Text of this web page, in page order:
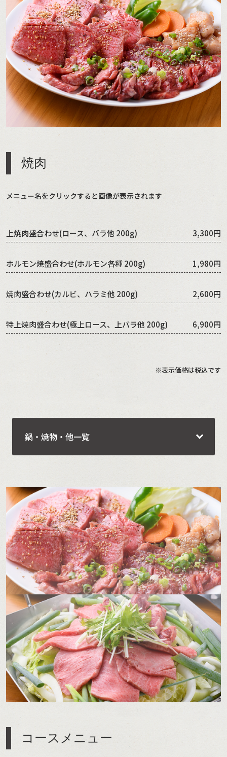
焼肉
メニュー名をクリックすると画像が表示されます
上焼肉盛合わせ(ロース、バラ他 200g) 3,300円
ホルモン焼盛合わせ(ホルモン各種 200g) 1,980円
焼肉盛合わせ(カルビ、ハラミ他 200g) 2,600円
特上焼肉盛合わせ(極上ロース、上バラ他 200g) 6,900円
※表示価格は税込です
鍋・焼物・他一覧
コースメニュー